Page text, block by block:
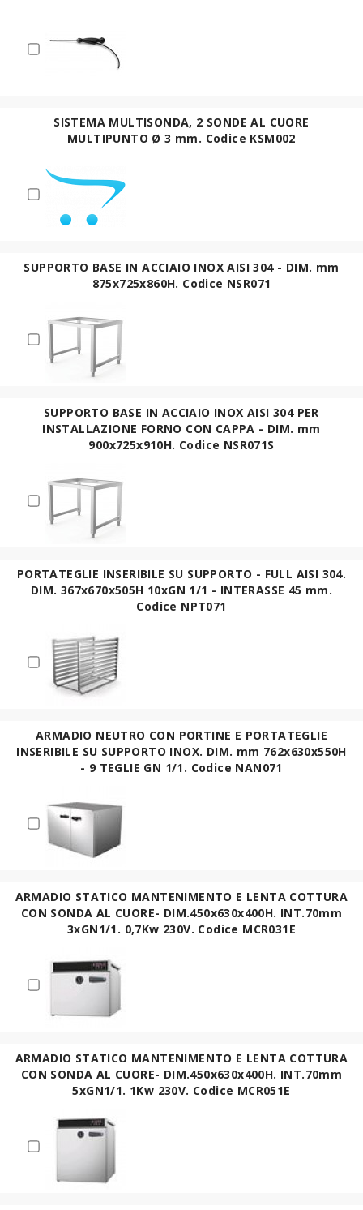
SISTEMA MULTISONDA, 2 SONDE AL CUORE
MULTIPUNTO Ø 3 mm. Codice KSM002
SUPPORTO BASE IN ACCIAIO INOX AISI 304 - DIM. mm
875x725x860H. Codice NSR071
SUPPORTO BASE IN ACCIAIO INOX AISI 304 PER
INSTALLAZIONE FORNO CON CAPPA - DIM. mm
900x725x910H. Codice NSR071S
PORTATEGLIE INSERIBILE SU SUPPORTO - FULL AISI 304.
DIM. 367x670x505H 10xGN 1/1 - INTERASSE 45 mm.
Codice NPT071
ARMADIO NEUTRO CON PORTINE E PORTATEGLIE
INSERIBILE SU SUPPORTO INOX. DIM. mm 762x630x550H
- 9 TEGLIE GN 1/1. Codice NAN071
ARMADIO STATICO MANTENIMENTO E LENTA COTTURA
CON SONDA AL CUORE- DIM.450x630x400H. INT.70mm
3xGN1/1. 0,7Kw 230V. Codice MCR031E
ARMADIO STATICO MANTENIMENTO E LENTA COTTURA
CON SONDA AL CUORE- DIM.450x630x400H. INT.70mm
5xGN1/1. 1Kw 230V. Codice MCR051E